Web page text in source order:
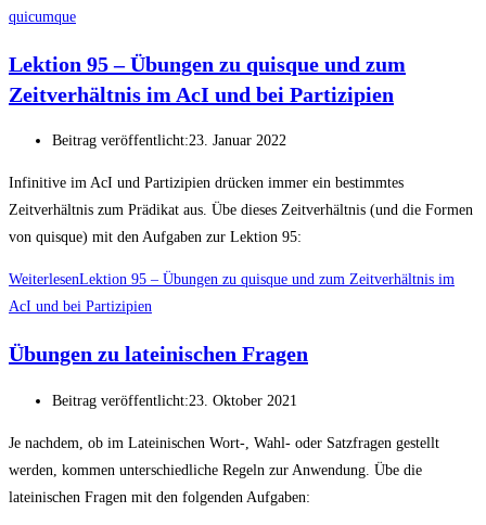
quicumque
Lektion 95 – Übungen zu quisque und zum
Zeitverhältnis im AcI und bei Partizipien
Beitrag veröffentlicht:23. Januar 2022
Infinitive im AcI und Partizipien drücken immer ein bestimmtes
Zeitverhältnis zum Prädikat aus. Übe dieses Zeitverhältnis (und die Formen
von quisque) mit den Aufgaben zur Lektion 95:
WeiterlesenLektion 95 – Übungen zu quisque und zum Zeitverhältnis im
AcI und bei Partizipien
Übungen zu lateinischen Fragen
Beitrag veröffentlicht:23. Oktober 2021
Je nachdem, ob im Lateinischen Wort-, Wahl- oder Satzfragen gestellt
werden, kommen unterschiedliche Regeln zur Anwendung. Übe die
lateinischen Fragen mit den folgenden Aufgaben: